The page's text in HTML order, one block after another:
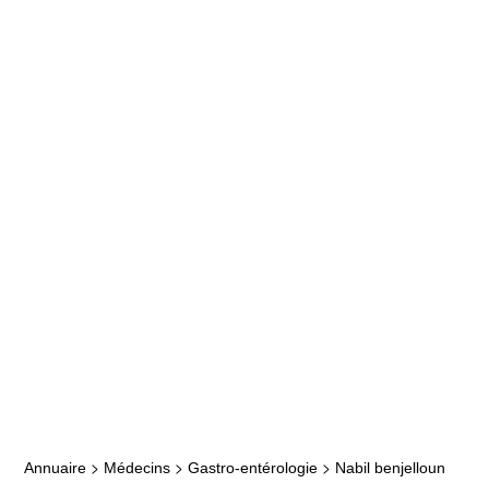
Annuaire > Médecins > Gastro-entérologie > Nabil benjelloun